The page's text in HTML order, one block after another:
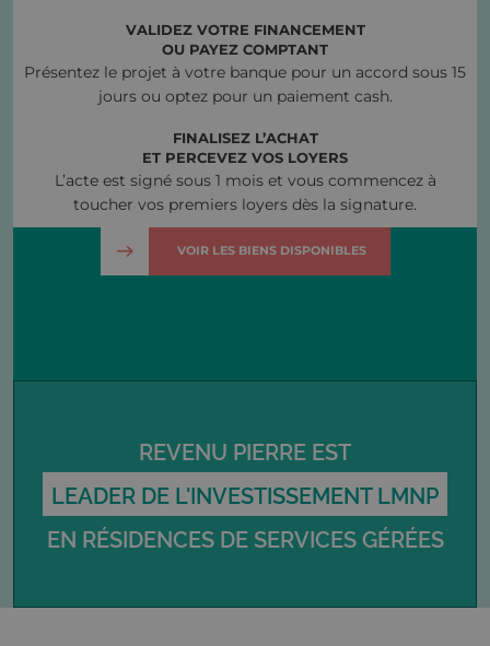
VALIDEZ VOTRE FINANCEMENT
OU PAYEZ COMPTANT
Présentez le projet à votre banque pour un accord sous 15
jours ou optez pour un paiement cash.
FINALISEZ L’ACHAT
ET PERCEVEZ VOS LOYERS
L’acte est signé sous 1 mois et vous commencez à
toucher vos premiers loyers dès la signature.
VOIR LES BIENS DISPONIBLES
REVENU PIERRE EST
LEADER DE L'INVESTISSEMENT LMNP
EN RÉSIDENCES DE SERVICES GÉRÉES